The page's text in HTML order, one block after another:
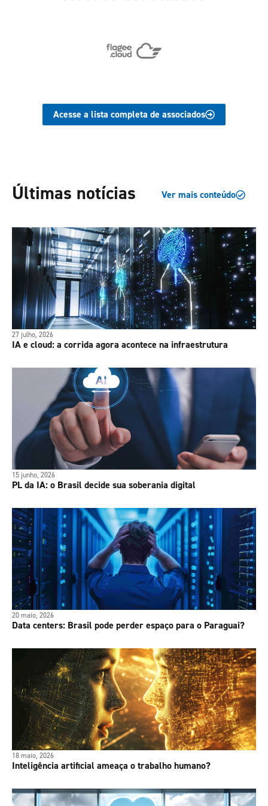
Acesse a lista completa de associados
Últimas notícias Ver mais conteúdo
27 julho, 2026
IA e cloud: a corrida agora acontece na infraestrutura
15 junho, 2026
PL da IA: o Brasil decide sua soberania digital
20 maio, 2026
Data centers: Brasil pode perder espaço para o Paraguai?
18 maio, 2026
Inteligência artificial ameaça o trabalho humano?